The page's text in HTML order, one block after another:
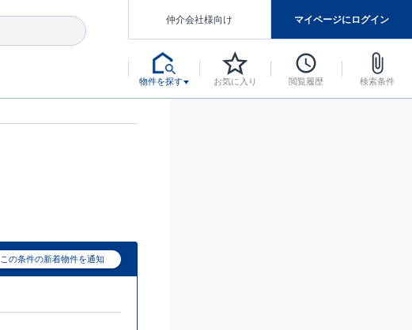
仲介会社様向け マイページにログイン
物件を探す お気に入り 閲覧履歴 検索条件
この条件の新着物件を通知